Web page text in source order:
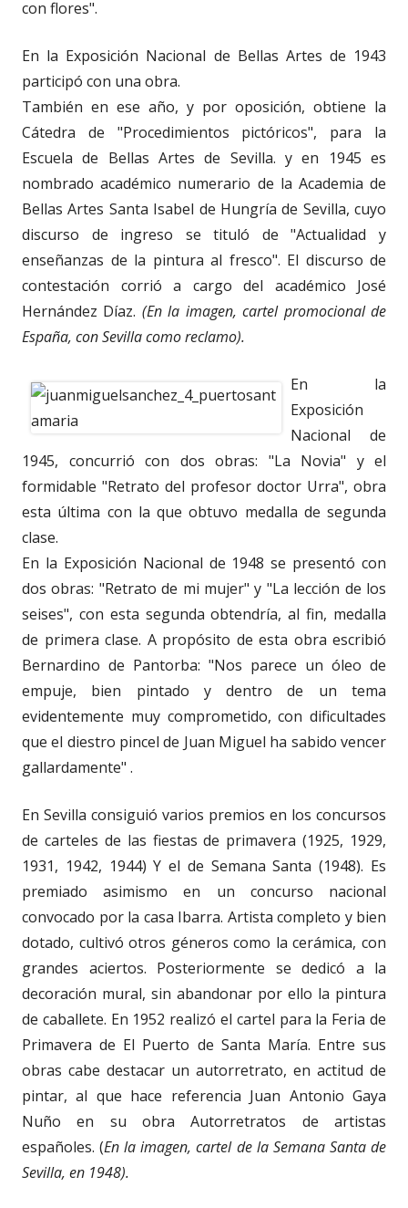
con flores".
En la Exposición Nacional de Bellas Artes de 1943
participó con una obra.
También en ese año, y por oposición, obtiene la
Cátedra de "Procedimientos pictóricos", para la
Escuela de Bellas Artes de Sevilla. y en 1945 es
nombrado académico numerario de la Academia de
Bellas Artes Santa Isabel de Hungría de Sevilla, cuyo
discurso de ingreso se tituló de "Actualidad y
enseñanzas de la pintura al fresco". El discurso de
contestación corrió a cargo del académico José
Hernández Díaz. (En la imagen, cartel promocional de
España, con Sevilla como reclamo).
En la
Exposición
Nacional de
1945, concurrió con dos obras: "La Novia" y el
formidable "Retrato del profesor doctor Urra", obra
esta última con la que obtuvo medalla de segunda
clase.
En la Exposición Nacional de 1948 se presentó con
dos obras: "Retrato de mi mujer" y "La lección de los
seises", con esta segunda obtendría, al fin, medalla
de primera clase. A propósito de esta obra escribió
Bernardino de Pantorba: "Nos parece un óleo de
empuje, bien pintado y dentro de un tema
evidentemente muy comprometido, con dificultades
que el diestro pincel de Juan Miguel ha sabido vencer
gallardamente" .
En Sevilla consiguió varios premios en los concursos
de carteles de las fiestas de primavera (1925, 1929,
1931, 1942, 1944) Y el de Semana Santa (1948). Es
premiado asimismo en un concurso nacional
convocado por la casa Ibarra. Artista completo y bien
dotado, cultivó otros géneros como la cerámica, con
grandes aciertos. Posteriormente se dedicó a la
decoración mural, sin abandonar por ello la pintura
de caballete. En 1952 realizó el cartel para la Feria de
Primavera de El Puerto de Santa María. Entre sus
obras cabe destacar un autorretrato, en actitud de
pintar, al que hace referencia Juan Antonio Gaya
Nuño en su obra Autorretratos de artistas
españoles. (En la imagen, cartel de la Semana Santa de
Sevilla, en 1948).